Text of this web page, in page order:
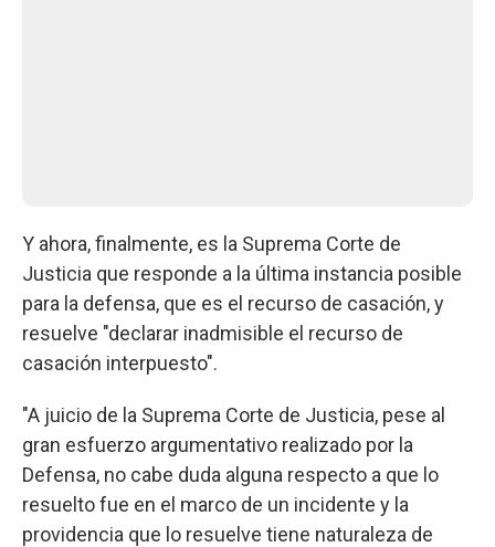
Y ahora, finalmente, es la Suprema Corte de
Justicia que responde a la última instancia posible
para la defensa, que es el recurso de casación, y
resuelve "declarar inadmisible el recurso de
casación interpuesto".
"A juicio de la Suprema Corte de Justicia, pese al
gran esfuerzo argumentativo realizado por la
Defensa, no cabe duda alguna respecto a que lo
resuelto fue en el marco de un incidente y la
providencia que lo resuelve tiene naturaleza de